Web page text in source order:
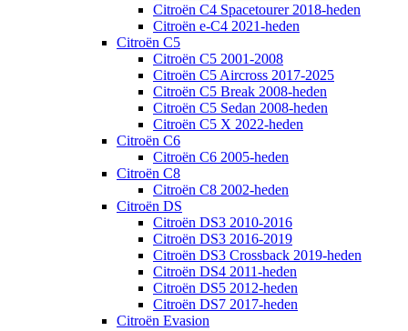
Citroën C4 Spacetourer 2018-heden
Citroën e-C4 2021-heden
Citroën C5
Citroën C5 2001-2008
Citroën C5 Aircross 2017-2025
Citroën C5 Break 2008-heden
Citroën C5 Sedan 2008-heden
Citroën C5 X 2022-heden
Citroën C6
Citroën C6 2005-heden
Citroën C8
Citroën C8 2002-heden
Citroën DS
Citroën DS3 2010-2016
Citroën DS3 2016-2019
Citroën DS3 Crossback 2019-heden
Citroën DS4 2011-heden
Citroën DS5 2012-heden
Citroën DS7 2017-heden
Citroën Evasion